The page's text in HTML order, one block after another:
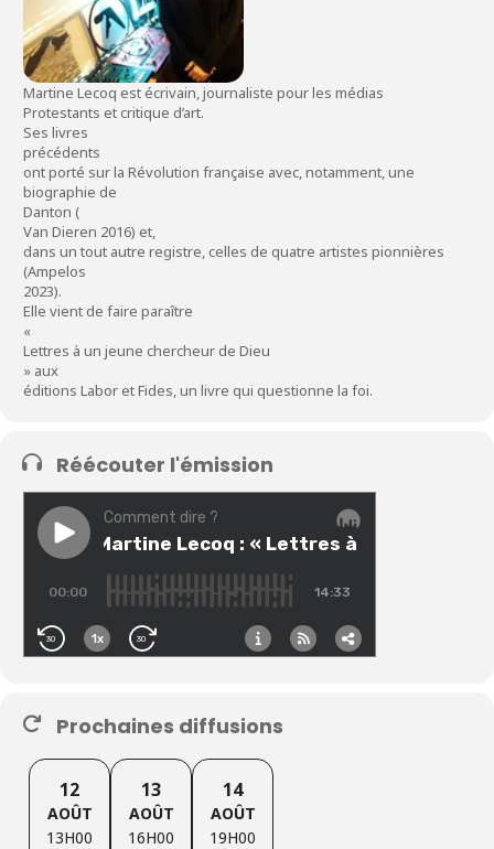
Martine Lecoq est écrivain, journaliste pour les médias
Protestants et critique d’art.
Ses livres
précédents
ont porté sur la Révolution française avec, notamment, une
biographie de
Danton (
Van Dieren 2016) et,
dans un tout autre registre, celles de quatre artistes pionnières
(Ampelos
2023).
Elle vient de faire paraître
«
Lettres à un jeune chercheur de Dieu
» aux
éditions Labor et Fides, un livre qui questionne la foi.
Réécouter l'émission
Prochaines diffusions
12
AOÛT
13H00
13
AOÛT
16H00
14
AOÛT
19H00